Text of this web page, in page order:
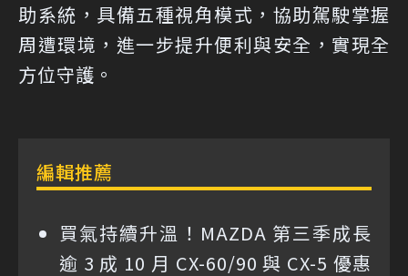
助系統，具備五種視角模式，協助駕駛掌握
周遭環境，進一步提升便利與安全，實現全
方位守護。
編輯推薦
買氣持續升溫！MAZDA 第三季成長
逾 3 成 10 月 CX-60/90 與 CX-5 優惠